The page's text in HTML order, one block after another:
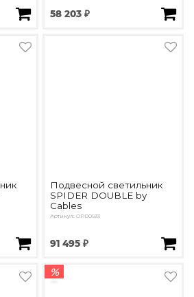
58 203 ₽
Подвесной светильник
SPIDER DOUBLE by
Cables
Артикул: OPD0933
91 495 ₽
%